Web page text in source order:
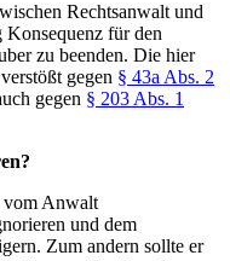
Rechtsanwalt und
für den
zu beenden. Die hier
gegen § 43a Abs. 2
gegen § 203 Abs. 1
vom Anwalt
und dem
Zum andern sollte er